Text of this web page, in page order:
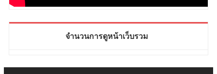
จำนวนการดูหน้าเว็บรวม